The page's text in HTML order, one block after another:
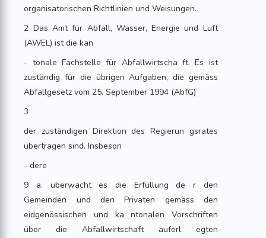
organisatorischen Richtlinien und Weisungen.
2 Das Amt für Abfall, Wasser, Energie und Luft
(AWEL) ist die kan
- tonale Fachstelle für Abfallwirtscha ft. Es ist
zuständig für die übrigen Aufgaben, die gemäss
Abfallgesetz vom 25. September 1994 (AbfG)
3
der zuständigen Direktion des Regierun gsrates
übertragen sind. Insbeson
- dere
9 a. überwacht es die Erfüllung de r den
Gemeinden und den Privaten gemäss den
eidgenössischen und ka ntonalen Vorschriften
über die Abfallwirtschaft auferl egten